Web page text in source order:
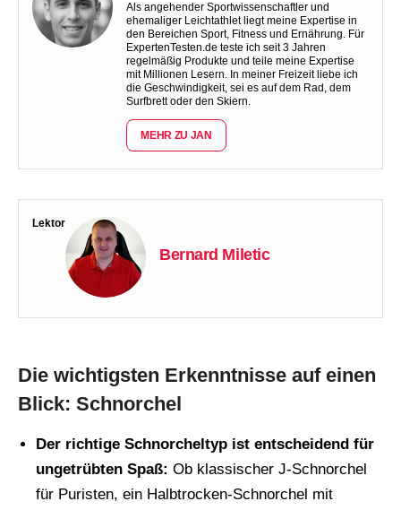
Als angehender Sportwissenschaftler und
ehemaliger Leichtathlet liegt meine Expertise in
den Bereichen Sport, Fitness und Ernährung. Für
ExpertenTesten.de teste ich seit 3 Jahren
regelmäßig Produkte und teile meine Expertise
mit Millionen Lesern. In meiner Freizeit liebe ich
die Geschwindigkeit, sei es auf dem Rad, dem
Surfbrett oder den Skiern.
MEHR ZU JAN
Lektor
Bernard Miletic
Die wichtigsten Erkenntnisse auf einen
Blick: Schnorchel
Der richtige Schnorcheltyp ist entscheidend für
ungetrübten Spaß: Ob klassischer J-Schnorchel
für Puristen, ein Halbtrocken-Schnorchel mit